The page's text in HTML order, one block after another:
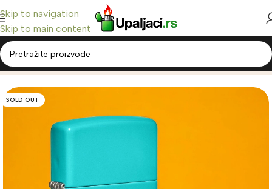
Skip to navigation
Skip to main content
Home/ Zippo Upaljači
SOLD OUT